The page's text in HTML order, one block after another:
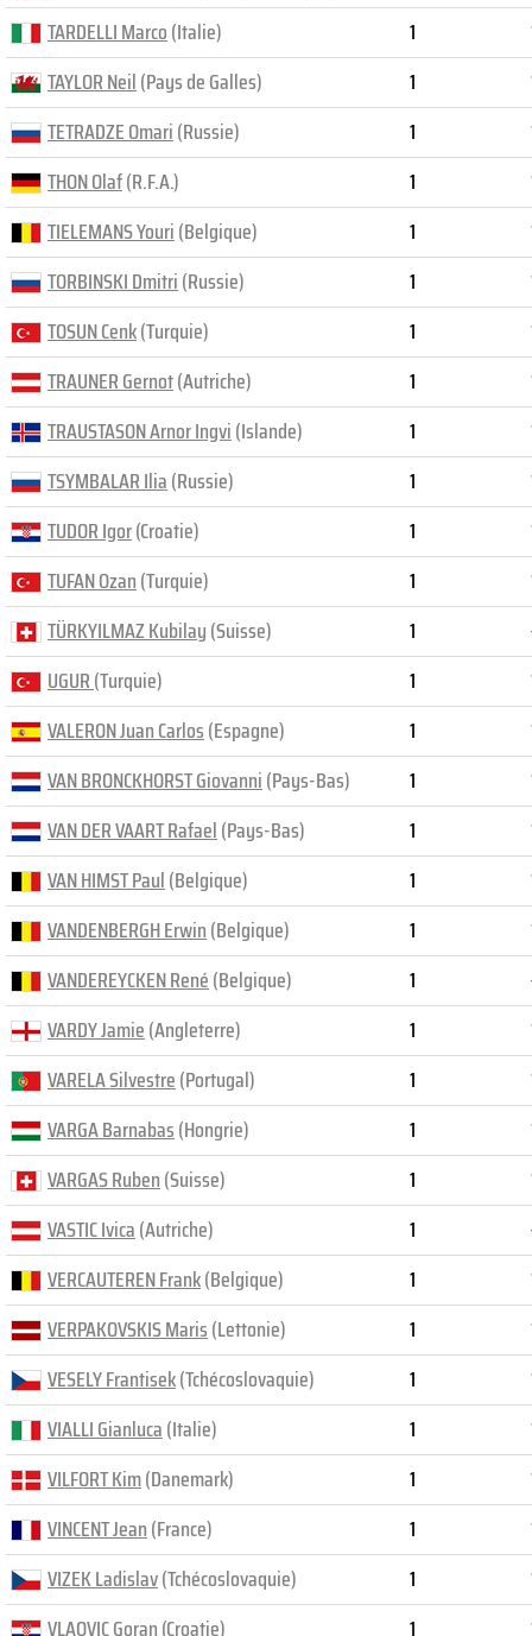
TARDELLI Marco(Italie)
TAYLOR Neil(Pays de Galles)
TETRADZE Omari(Russie)
THON Olaf(R.F.A.)
TIELEMANS Youri(Belgique)
TORBINSKI Dmitri(Russie)
TOSUN Cenk(Turquie)
TRAUNER Gernot(Autriche)
TRAUSTASON Arnor Ingvi(Islande)
TSYMBALAR Ilia(Russie)
TUDOR Igor(Croatie)
TUFAN Ozan(Turquie)
TÜRKYILMAZ Kubilay(Suisse)
UGUR(Turquie)
VALERON Juan Carlos(Espagne)
VAN BRONCKHORST Giovanni(Pays-Bas)
VAN DER VAART Rafael(Pays-Bas)
VAN HIMST Paul(Belgique)
VANDENBERGH Erwin(Belgique)
VANDEREYCKEN René(Belgique)
VARDY Jamie(Angleterre)
VARELA Silvestre(Portugal)
VARGA Barnabas(Hongrie)
VARGAS Ruben(Suisse)
VASTIC Ivica(Autriche)
VERCAUTEREN Frank(Belgique)
VERPAKOVSKIS Maris(Lettonie)
VESELY Frantisek(Tchécoslovaquie)
VIALLI Gianluca(Italie)
VILFORT Kim(Danemark)
VINCENT Jean(France)
VIZEK Ladislav(Tchécoslovaquie)
VLAOVIC Goran(Croatie)
1
1
1
1
1
1
1
1
1
1
1
1
1
1
1
1
1
1
1
1
1
1
1
1
1
1
1
1
1
1
1
1
1